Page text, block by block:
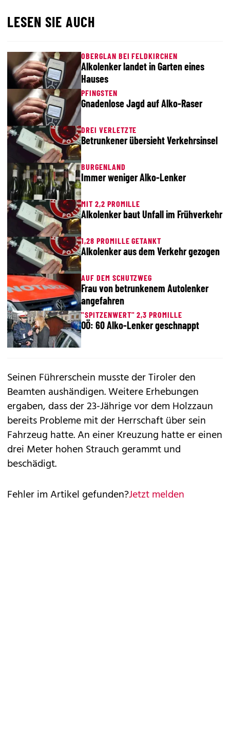
LESEN SIE AUCH
OBERGLAN BEI FELDKIRCHEN
Alkolenker landet in Garten eines
Hauses
PFINGSTEN
Gnadenlose Jagd auf Alko-Raser
DREI VERLETZTE
Betrunkener übersieht Verkehrsinsel
BURGENLAND
Immer weniger Alko-Lenker
MIT 2,2 PROMILLE
Alkolenker baut Unfall im Frühverkehr
1,28 PROMILLE GETANKT
Alkolenker aus dem Verkehr gezogen
AUF DEM SCHUTZWEG
Frau von betrunkenem Autolenker
angefahren
"SPITZENWERT" 2,3 PROMILLE
OÖ: 60 Alko-Lenker geschnappt
Seinen Führerschein musste der Tiroler den
Beamten aushändigen. Weitere Erhebungen
ergaben, dass der 23-Jährige vor dem Holzzaun
bereits Probleme mit der Herrschaft über sein
Fahrzeug hatte. An einer Kreuzung hatte er einen
drei Meter hohen Strauch gerammt und
beschädigt.
Fehler im Artikel gefunden?Jetzt melden